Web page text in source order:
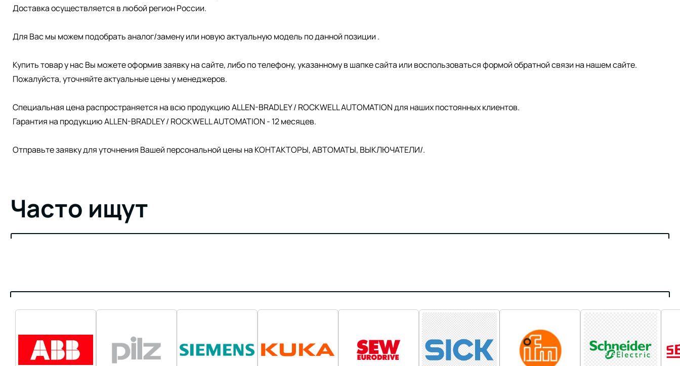
Доставка осуществляется в любой регион России.
Для Вас мы можем подобрать аналог/замену или новую актуальную модель по данной позиции .
Купить товар у нас Вы можете оформив заявку на сайте, либо по телефону, указанному в шапке сайта или воспользоваться формой обратной связи на нашем сайте.
Пожалуйста, уточняйте актуальные цены у менеджеров.
Специальная цена распространяется на всю продукцию ALLEN-BRADLEY / ROCKWELL AUTOMATION для наших постоянных клиентов.
Гарантия на продукцию ALLEN-BRADLEY / ROCKWELL AUTOMATION - 12 месяцев.
Отправьте заявку для уточнения Вашей персональной цены на КОНТАКТОРЫ, АВТОМАТЫ, ВЫКЛЮЧАТЕЛИ/.
Часто ищут